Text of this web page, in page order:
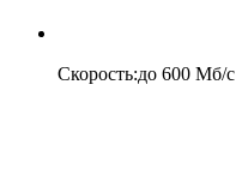
Скорость:до 600 Мб/c